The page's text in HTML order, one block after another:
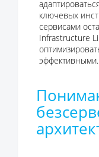
ключевых
сервисами
Infrastructure
эффективными.